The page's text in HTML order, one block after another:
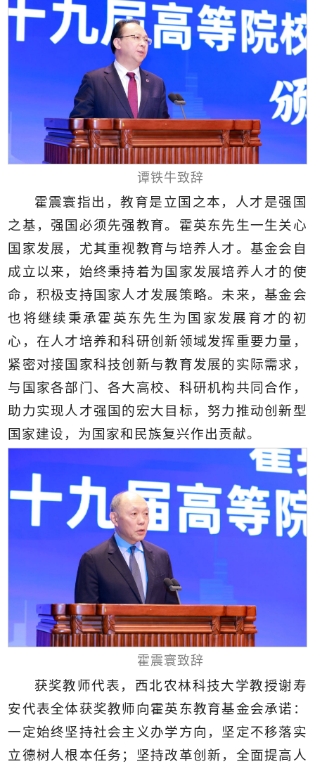
谭铁牛致辞
霍震寰指出，教育是立国之本，人才是强国
之基，强国必须先强教育。霍英东先生一生关心
国家发展，尤其重视教育与培养人才。基金会自
成立以来，始终秉持着为国家发展培养人才的使
命，积极支持国家人才发展策略。未来，基金会
也将继续秉承霍英东先生为国家发展育才的初
心，在人才培养和科研创新领域发挥重要力量，
紧密对接国家科技创新与教育发展的实际需求，
与国家各部门、各大高校、科研机构共同合作，
助力实现人才强国的宏大目标，努力推动创新型
国家建设，为国家和民族复兴作出贡献。
霍震寰致辞
获奖教师代表，西北农林科技大学教授谢寿
安代表全体获奖教师向霍英东教育基金会承诺：
一定始终坚持社会主义办学方向，坚定不移落实
立德树人根本任务；坚持改革创新，全面提高人